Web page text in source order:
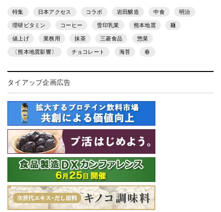
特集 日本アクセス コラボ 岩田醸造 中食 明治
理研ビタミン コーヒー 雪印乳業 熊本地震 麺
値上げ 業務用 抹茶 三菱食品 惣菜
〔熊本地震影響〕 チョコレート 海苔 春
タイアップ企画広告